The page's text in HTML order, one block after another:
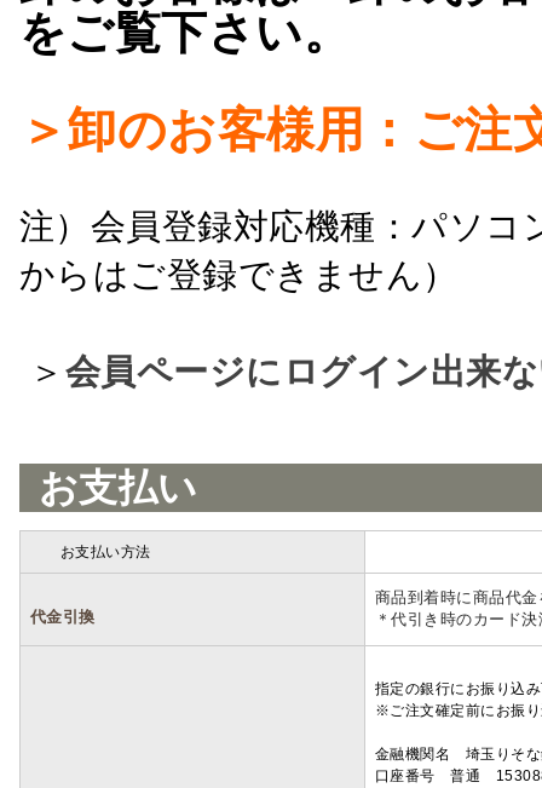
をご覧下さい。
＞卸のお客様用：ご注
注）会員登録対応機種：パソ
からはご登録できません）
＞ 会員ページにログイン出来
お支払い
お支払い方法
代金引換
商品到着時に商品代
＊代引き時のカード
指定の銀行にお振り込
※ご注文確定前にお振
金融機関名 埼玉りそ
口座番号 普通